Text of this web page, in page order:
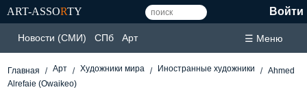
ART-ASSORTY Войти
Новости (СМИ) СПб Арт ☰ Меню
Главная Арт Художники мира Иностранные художники
Ahmed
Alrefaie (Owaikeo)